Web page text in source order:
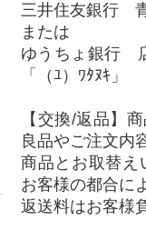
三井住友銀行
または
ゆうちょ銀行
「（ﾕ）ﾜﾀﾇｷ」
【交換/返品】
良品やご注文内
商品とお取替え
お客様の都合に
返送料はお客様